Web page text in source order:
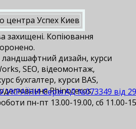
Серія АД №073349 від
пн-пт 13.00-19.00, сб 11.00-
захищені. Копіювання
ландшафтний дизайн, курси
SEO, відеомонтаж,
бухгалтер, курси BAS,
Rhinoceros,